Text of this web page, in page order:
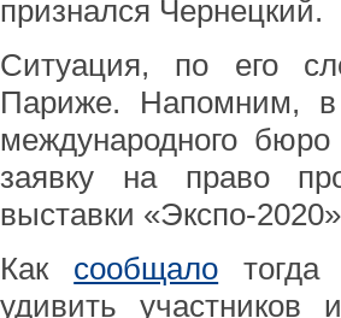
признался Чернецкий.
Ситуация, по его
Париже. Напомним, в
международного
заявку на право
выставки «Экспо-
Как сообщало тогда
удивить